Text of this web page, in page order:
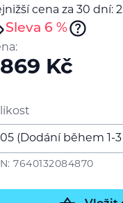
cena za 30 dní: 2
Sleva 6 %
Kč
7640132084870